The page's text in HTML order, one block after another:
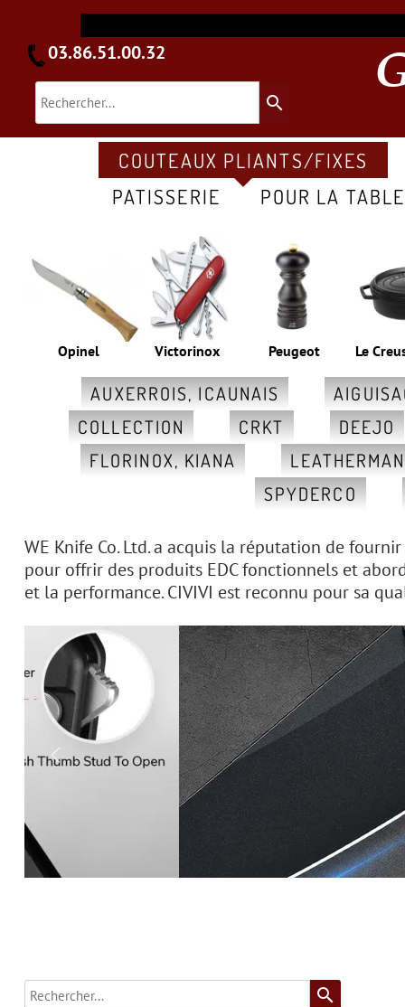
search
AUXERROIS, ICAUNAIS
COLLECTION
CRKT
DEEJO
FLORINOX, KIANA
LEATHERMAN
SPYDERCO
Peugeot Le
Victorinox
Opinel
COUTEAUX PLIANTS/FIXES
PATISSERIE
POUR LA TABLE
03.86.51.00.32
WE Knife Co. Ltd. a acquis la réputation de
pour offrir des produits EDC fonctionnels et
et la performance. CIVIVI est reconnu pour sa

search